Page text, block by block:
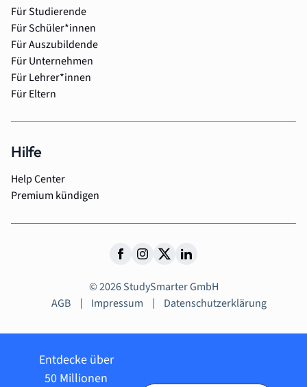
Für Studierende
Für Schüler*innen
Für Auszubildende
Für Unternehmen
Für Lehrer*innen
Für Eltern
Hilfe
Help Center
Premium kündigen
© 2026 StudySmarter GmbH
AGB
Impressum Datenschutzerklärung
Entdecke über
50 Millionen